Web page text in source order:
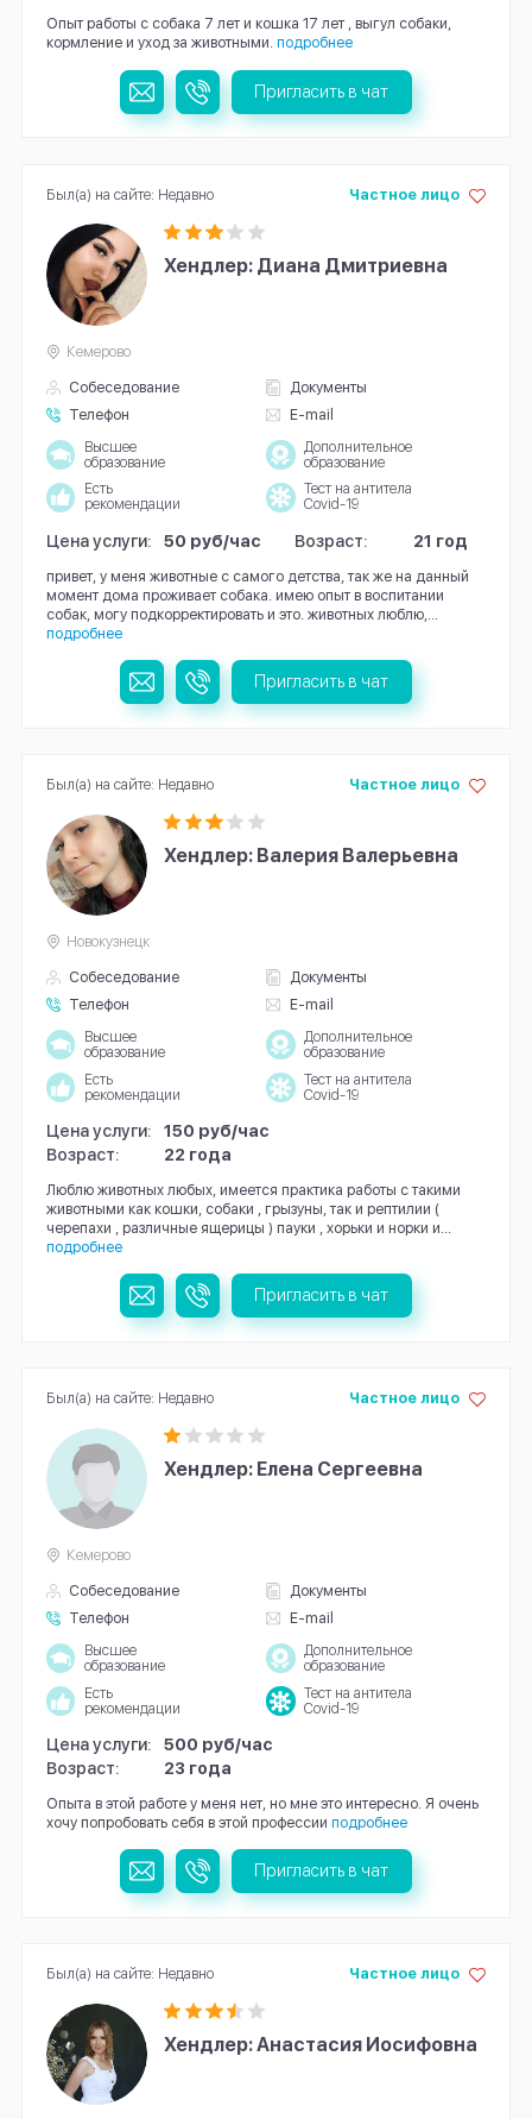
Опыт работы с собака 7 лет и кошка 17 лет , выгул собаки,
кормление и уход за животными. подробнее
Пригласить в чат
Хендлер: Диана Дмитриевна
Собеседование
Документы
Телефон
E-mail
Частное лицо
Кемерово
Высшее
образование
Дополнительное
образование
Есть
рекомендации
Тест на антитела
Covid-19
Цена услуги: 50 руб/час Возраст: 21 год
привет, у меня животные с самого детства, так же на данный
момент дома проживает собака. имею опыт в воспитании
собак, могу подкорректировать и это. животных люблю,...
подробнее
Был(а) на сайте: Недавно
Пригласить в чат
Хендлер: Валерия Валерьевна
Собеседование
Документы
Телефон
E-mail
Частное лицо
Новокузнецк
Высшее
образование
Дополнительное
образование
Есть
рекомендации
Тест на антитела
Covid-19
Цена услуги:
150 руб/час
Возраст:
22 года
Люблю животных любых, имеется практика работы с такими
животными как кошки, собаки , грызуны, так и рептилии (
черепахи , различные ящерицы ) пауки , хорьки и норки и...
подробнее
Был(а) на сайте: Недавно
Пригласить в чат
Хендлер: Елена Сергеевна
Собеседование
Документы
Телефон
E-mail
Частное лицо
Кемерово
Высшее
образование
Дополнительное
образование
Есть
рекомендации
Тест на антитела
Covid-19
Цена услуги:
500 руб/час
Возраст:
23 года
Опыта в этой работе у меня нет, но мне это интересно. Я очень
хочу попробовать себя в этой профессии подробнее
Был(а) на сайте: Недавно
Пригласить в чат
Хендлер: Анастасия Иосифовна
Частное лицо
Был(а) на сайте: Недавно